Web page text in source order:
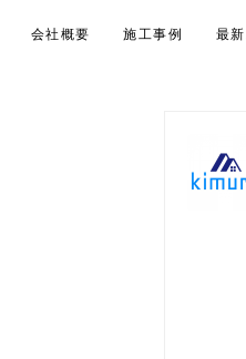
会社概要 施工事例 最